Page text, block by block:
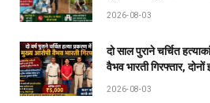
2026-08-03
दो साल पुराने चर्चित
वैभव भारती गिरफ्तार,
2026-08-03